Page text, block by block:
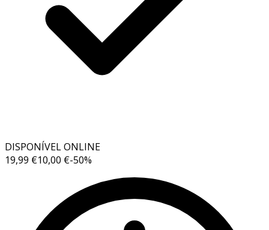
DISPONÍVEL ONLINE
19,99 €10,00 €-50%